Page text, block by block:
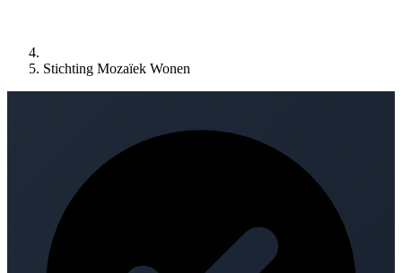
Stichting Mozaïek Wonen